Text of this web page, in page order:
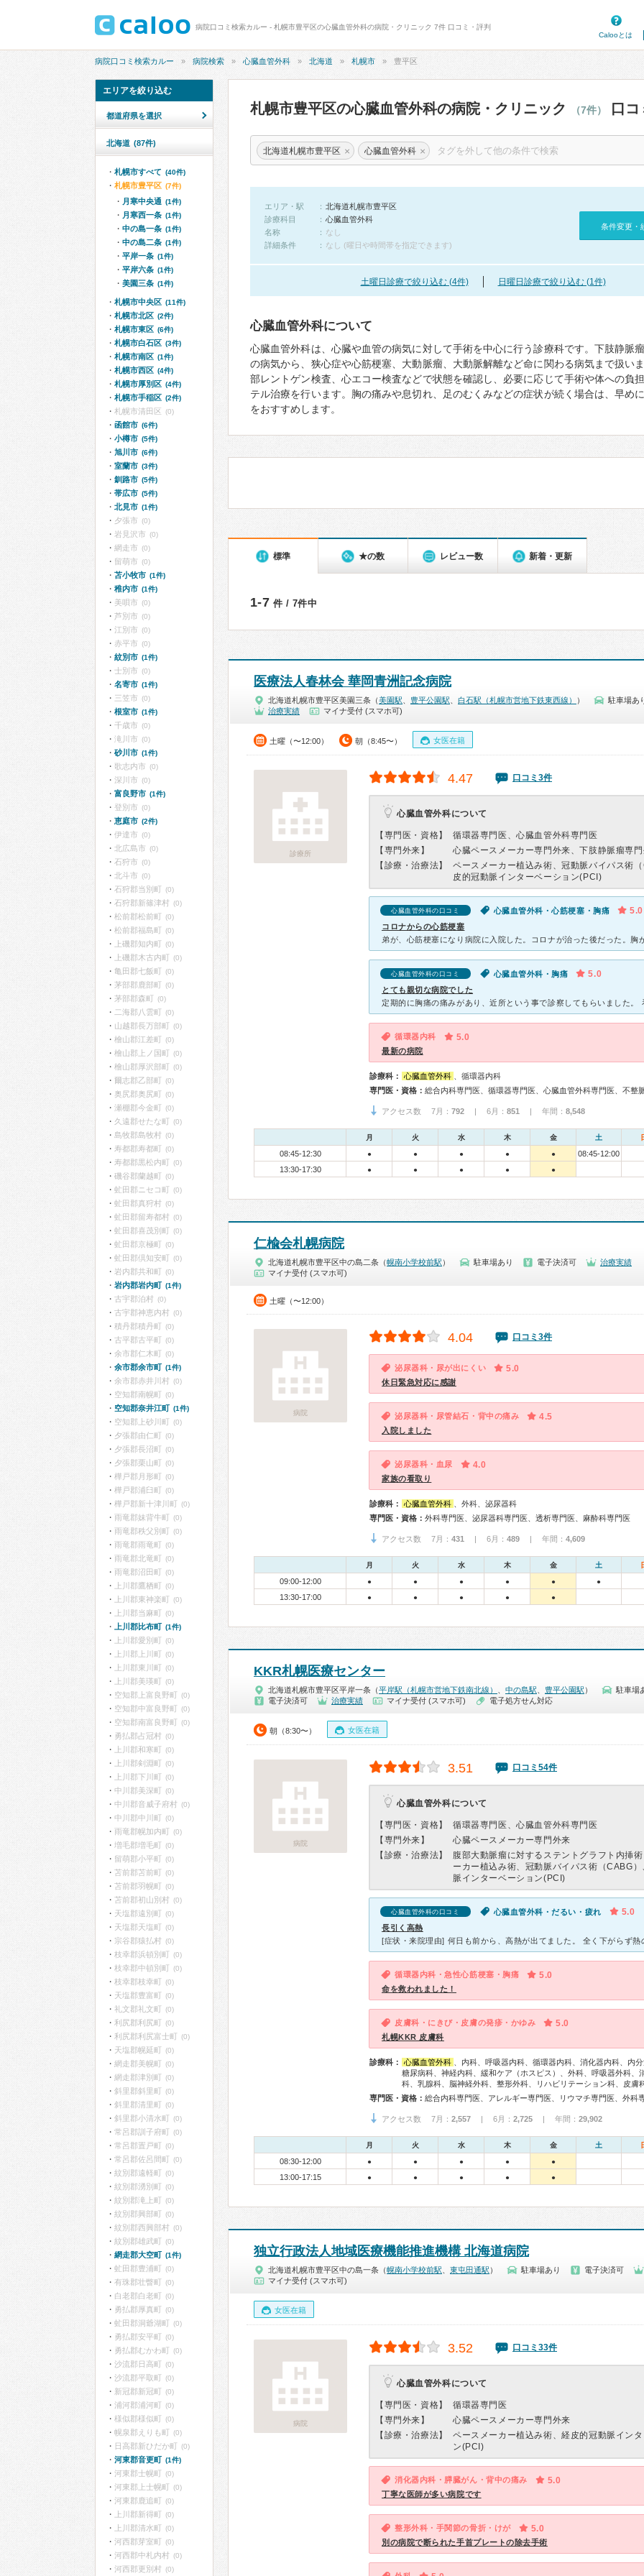
病院口コミ検索カルー - 札幌市豊平区の心臓血管外科の病院・クリニック 7件 口コミ・評判
Calooとは
病院口コミ検索カルー 病院検索 心臓血管外科 北海道 札幌市 豊平区
札幌市豊平区の心臓血管外科の病院・クリニック （7件） 口
北海道札幌市豊平区 × 心臓血管外科 ×
エリア・駅
北海道札幌市豊平区
診療科目
心臓血管外科
名称
なし
詳細条件
なし (曜日や時間帯を指定できます)
条件変更・
土曜日診療で絞り込む (4件) 日曜日診療で絞り込む (1件)
心臓血管外科について
心臓血管外科は、心臓や血管の病気に対して手術を中心に行う診療科です。下肢静脈
の病気から、狭心症や心筋梗塞、大動脈瘤、大動脈解離など命に関わる病気まで扱い
部レントゲン検査、心エコー検査などで状態を確認し、必要に応じて手術や体への負
テル治療を行います。胸の痛みや息切れ、足のむくみなどの症状が続く場合は、早め
をおすすめします。
標準 ★の数 レビュー数 新着・更新
1-7 件 / 7件中
医療法人春林会 華岡青洲記念病院
北海道札幌市豊平区美園三条（美園駅 豊平公園駅 白石駅（札幌市営地下鉄東西線） ）
駐車場あ
治療実績
マイナ受付 (スマホ可)
土曜（〜12:00） 朝（8:45〜） 女医在籍
診療所
4.47 口コミ3件
心臓血管外科について
【専門医・資格】
循環器専門医、心臓血管外科専門医
【専門外来】
心臓ペースメーカー専門外来、下肢静脈瘤専
【診療・治療法】
ペースメーカー植込み術、冠動脈バイパス術
皮的冠動脈インターベーション(PCI)
心臓血管外科の口コミ 心臓血管外科・心筋梗塞・胸痛 5.0
コロナからの心筋梗塞
心臓血管外科の口コミ 心臓血管外科・胸痛 5.0
とても親切な病院でした
循環器内科 5.0
最新の病院
診療科： 心臓血管外科
、循環器内科
専門医・資格：
アクセス数 7月： 792 | 6月： 851 | 年間： 8,548
月 火 水 木 金 土
08:45-12:30 ● ● ● ● ●
08:45-12:00
13:30-17:30
● ● ● ● ●
仁楡会札幌病院
北海道札幌市豊平区中の島二条（幌南小学校前駅 ） 駐車場あり 電子決済可
治療実績
マイナ受付 (スマホ可)
土曜（〜12:00）
病院
4.04 口コミ3件
泌尿器科・尿が出にくい 5.0
休日緊急対応に感謝
泌尿器科・尿管結石・背中の痛み 4.5
入院しました
泌尿器科・血尿 4.0
家族の看取り
診療科： 心臓血管外科
、外科、泌尿器科
専門医・資格： 外科専門医、泌尿器科専門医、透析専門医、麻酔科専門医
アクセス数 7月： 431 | 6月： 489 | 年間： 4,609
月 火 水 木 金 土
09:00-12:00 ● ● ● ● ● ●
13:30-17:00 ● ● ● ● ●
KKR札幌医療センター
北海道札幌市豊平区平岸一条（平岸駅（札幌市営地下鉄南北線） 中の島駅 豊平公園駅 ）
駐車場
電子決済可
治療実績 マイナ受付 (スマホ可) 電子処方せん対応
朝（8:30〜） 女医在籍
病院
3.51 口コミ54件
心臓血管外科について
【専門医・資格】
循環器専門医、心臓血管外科専門医
【専門外来】
心臓ペースメーカー専門外来
【診療・治療法】
腹部大動脈瘤に対するステントグラフト内挿
ーカー植込み術、冠動脈バイパス術（CABG
脈インターベーション(PCI)
心臓血管外科の口コミ 心臓血管外科・だるい・疲れ 5.0
長引く高熱
循環器内科・急性心筋梗塞・胸痛 5.0
命を救われました！
皮膚科・にきび・皮膚の発疹・かゆみ 5.0
札幌KKR 皮膚科
診療科： 心臓血管外科
、内科、呼吸器内科、循環器内科、消化器内科、内
糖尿病科、神経内科、緩和ケア（ホスピス）、外科、呼吸器外科、
科、乳腺科、脳神経外科、整形外科、リハビリテーション科、皮膚
専門医・資格：
アクセス数 7月： 2,557 | 6月： 2,725 | 年間： 29,902
月 火 水 木 金 土
08:30-12:00 ● ● ● ● ●
13:00-17:15 ● ● ● ● ●
独立行政法人地域医療機能推進機構 北海道病院
北海道札幌市豊平区中の島一条（幌南小学校前駅 東屯田通駅 ） 駐車場あり
電子決済可
マイナ受付 (スマホ可)
女医在籍
病院
3.52 口コミ33件
心臓血管外科について
【専門医・資格】
循環器専門医
【専門外来】
心臓ペースメーカー専門外来
【診療・治療法】
ペースメーカー植込み術、経皮的冠動脈イン
ン(PCI)
消化器内科・膵臓がん・背中の痛み 5.0
丁寧な医師が多い病院です
整形外科・手関節の骨折・けが 5.0
別の病院で断られた手首プレートの除去手術
エリアを絞り込む
都道府県を選択
北海道 (87件)
札幌市すべて (40件)
札幌市豊平区 (7件)
月寒中央通 (1件)
月寒西一条 (1件)
中の島一条 (1件)
中の島二条 (1件)
平岸一条 (1件)
平岸六条 (1件)
美園三条 (1件)
札幌市中央区 (11件)
札幌市北区 (2件)
札幌市東区 (6件)
札幌市白石区 (3件)
札幌市南区 (1件)
札幌市西区 (4件)
札幌市厚別区 (4件)
札幌市手稲区 (2件)
札幌市清田区 (0)
函館市 (6件)
小樽市 (5件)
旭川市 (6件)
室蘭市 (3件)
釧路市 (5件)
帯広市 (5件)
北見市 (1件)
夕張市 (0)
岩見沢市 (0)
網走市 (0)
留萌市 (0)
苫小牧市 (1件)
稚内市 (1件)
美唄市 (0)
芦別市 (0)
江別市 (0)
赤平市 (0)
紋別市 (1件)
士別市 (0)
名寄市 (1件)
三笠市 (0)
根室市 (1件)
千歳市 (0)
滝川市 (0)
砂川市 (1件)
歌志内市 (0)
深川市 (0)
富良野市 (1件)
登別市 (0)
恵庭市 (2件)
伊達市 (0)
北広島市 (0)
石狩市 (0)
北斗市 (0)
石狩郡当別町 (0)
石狩郡新篠津村 (0)
松前郡松前町 (0)
松前郡福島町 (0)
上磯郡知内町 (0)
上磯郡木古内町 (0)
亀田郡七飯町 (0)
茅部郡鹿部町 (0)
茅部郡森町 (0)
二海郡八雲町 (0)
山越郡長万部町 (0)
檜山郡江差町 (0)
檜山郡上ノ国町 (0)
檜山郡厚沢部町 (0)
爾志郡乙部町 (0)
奥尻郡奥尻町 (0)
瀬棚郡今金町 (0)
久遠郡せたな町 (0)
島牧郡島牧村 (0)
寿都郡寿都町 (0)
寿都郡黒松内町 (0)
磯谷郡蘭越町 (0)
虻田郡ニセコ町 (0)
虻田郡真狩村 (0)
虻田郡留寿都村 (0)
虻田郡喜茂別町 (0)
虻田郡京極町 (0)
虻田郡倶知安町 (0)
岩内郡共和町 (0)
岩内郡岩内町 (1件)
古宇郡泊村 (0)
古宇郡神恵内村 (0)
積丹郡積丹町 (0)
古平郡古平町 (0)
余市郡仁木町 (0)
余市郡余市町 (1件)
余市郡赤井川村 (0)
空知郡南幌町 (0)
空知郡奈井江町 (1件)
空知郡上砂川町 (0)
夕張郡由仁町 (0)
夕張郡長沼町 (0)
夕張郡栗山町 (0)
樺戸郡月形町 (0)
樺戸郡浦臼町 (0)
樺戸郡新十津川町 (0)
雨竜郡妹背牛町 (0)
雨竜郡秩父別町 (0)
雨竜郡雨竜町 (0)
雨竜郡北竜町 (0)
雨竜郡沼田町 (0)
上川郡鷹栖町 (0)
上川郡東神楽町 (0)
上川郡当麻町 (0)
上川郡比布町 (1件)
上川郡愛別町 (0)
上川郡上川町 (0)
上川郡東川町 (0)
上川郡美瑛町 (0)
空知郡上富良野町 (0)
空知郡中富良野町 (0)
空知郡南富良野町 (0)
勇払郡占冠村 (0)
上川郡和寒町 (0)
上川郡剣淵町 (0)
上川郡下川町 (0)
中川郡美深町 (0)
中川郡音威子府村 (0)
中川郡中川町 (0)
雨竜郡幌加内町 (0)
増毛郡増毛町 (0)
留萌郡小平町 (0)
苫前郡苫前町 (0)
苫前郡羽幌町 (0)
苫前郡初山別村 (0)
天塩郡遠別町 (0)
天塩郡天塩町 (0)
宗谷郡猿払村 (0)
枝幸郡浜頓別町 (0)
枝幸郡中頓別町 (0)
枝幸郡枝幸町 (0)
天塩郡豊富町 (0)
礼文郡礼文町 (0)
利尻郡利尻町 (0)
利尻郡利尻富士町 (0)
天塩郡幌延町 (0)
網走郡美幌町 (0)
網走郡津別町 (0)
斜里郡斜里町 (0)
斜里郡清里町 (0)
斜里郡小清水町 (0)
常呂郡訓子府町 (0)
常呂郡置戸町 (0)
常呂郡佐呂間町 (0)
紋別郡遠軽町 (0)
紋別郡湧別町 (0)
紋別郡滝上町 (0)
紋別郡興部町 (0)
紋別郡西興部村 (0)
紋別郡雄武町 (0)
網走郡大空町 (1件)
虻田郡豊浦町 (0)
有珠郡壮瞥町 (0)
白老郡白老町 (0)
勇払郡厚真町 (0)
虻田郡洞爺湖町 (0)
勇払郡安平町 (0)
勇払郡むかわ町 (0)
沙流郡日高町 (0)
沙流郡平取町 (0)
新冠郡新冠町 (0)
浦河郡浦河町 (0)
様似郡様似町 (0)
幌泉郡えりも町 (0)
日高郡新ひだか町 (0)
河東郡音更町 (1件)
河東郡士幌町 (0)
河東郡上士幌町 (0)
河東郡鹿追町 (0)
上川郡新得町 (0)
上川郡清水町 (0)
河西郡芽室町 (0)
河西郡中札内村 (0)
河西郡更別村 (0)